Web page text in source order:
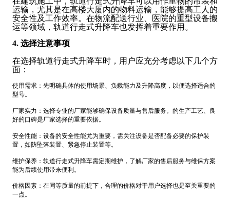
运输，尤其是在高楼大厦内的物料运输，能够提高工人的
安全性及工作效率。在物流配送行业、医院的重型设备搬
运等领域，轨道行走式升降车也发挥着重要作用。
4. 选择注意事项
在选择轨道行走式升降车时，用户应充分考虑以下几个方
面：
使用需求：先明确具体的使用场景、负载能力及升降高度，以便选择适合的
型号。
厂家实力：选择专业的厂家能够确保设备质量与售后服务。的生产工艺、良
好的口碑是厂家选择的重要依据。
安全性能：设备的安全性能尤为重要，需关注设备是否配备必要的保护装
置，如防坠落装置、紧急停止装置等。
维护保养：轨道行走式升降车需定期维护，了解厂家的售后服务与维保方案
能为后续使用带来便利。
价格因素：在同等质量的前提下，合理的价格对于用户选择也是至关重要的
一点。